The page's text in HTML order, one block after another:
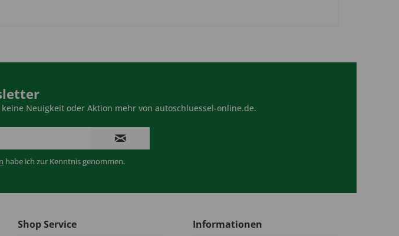
Neuigkeit oder Aktion mehr von autoschluessel-online.de.
habe ich zur Kenntnis genommen.
Shop Service Informationen